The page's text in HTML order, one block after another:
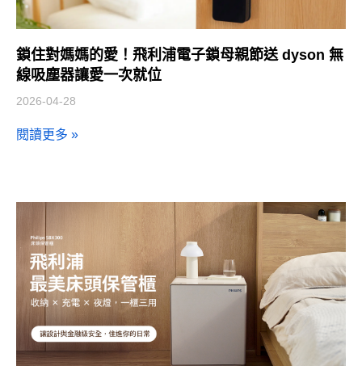
鎖住對媽媽的愛！飛利浦電子鎖母親節送 dyson 無
線吸塵器讓愛一次就位
2026-04-28
閱讀更多 »